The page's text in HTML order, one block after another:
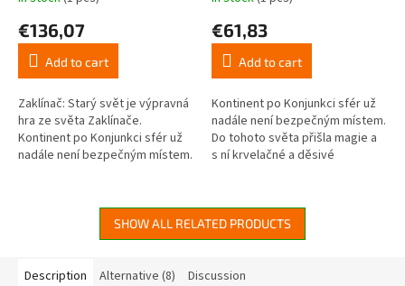
product
rating
out
of
5
stars.
€136,07
Add to cart
Zaklínač: Starý svět je výpravná
hra ze světa Zaklínače.
Kontinent po Konjunkci sfér už
nadále není bezpečným místem.
product
rating
out
of
5
stars.
€61,83
Add to cart
Kontinent po Konjunkci sfér už
nadále není bezpečným místem.
Do tohoto světa přišla magie a
s ní krvelačné a děsivé
SHOW ALL RELATED PRODUCTS
Description Alternative (8) Discussion